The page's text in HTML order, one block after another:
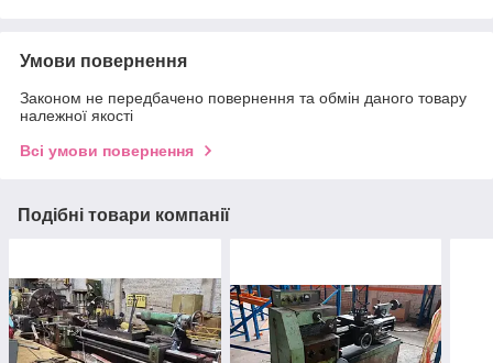
Умови повернення
Законом не передбачено повернення та обмін даного товару
належної якості
Всі умови повернення
Подібні товари компанії